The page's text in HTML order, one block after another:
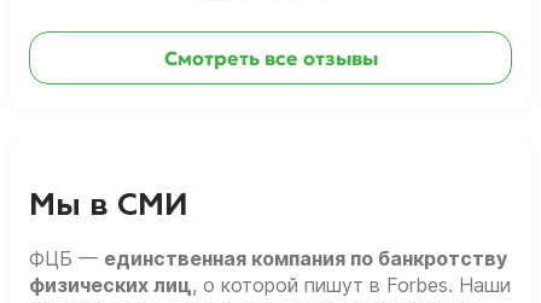
Смотреть все отзывы
Мы в СМИ
ФЦБ — единственная компания по банкротству
физических лиц, о которой пишут в Forbes. Наши